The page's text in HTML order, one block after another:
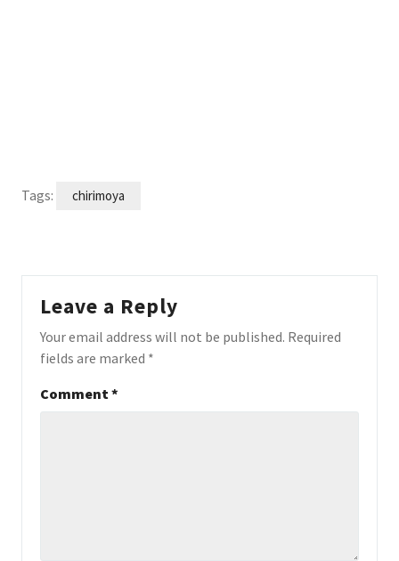
Tags: chirimoya
Leave a Reply
Your email address will not be published. Required
fields are marked *
Comment*